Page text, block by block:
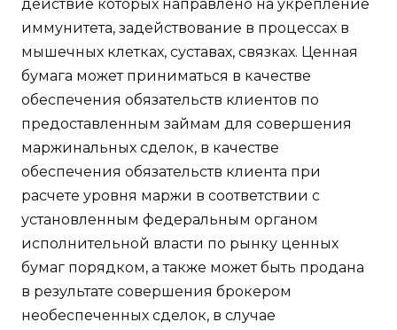
действие которых направлено на укрепление
иммунитета, задействование в процессах в
мышечных клетках, суставах, связках. Ценная
бумага может приниматься в качестве
обеспечения обязательств клиентов по
предоставленным займам для совершения
маржинальных сделок, в качестве
обеспечения обязательств клиента при
расчете уровня маржи в соответствии с
установленным федеральным органом
исполнительной власти по рынку ценных
бумаг порядком, а также может быть продана
в результате совершения брокером
необеспеченных сделок, в случае